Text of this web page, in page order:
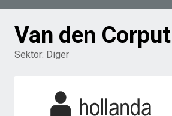
Van den
Sektor: Diger